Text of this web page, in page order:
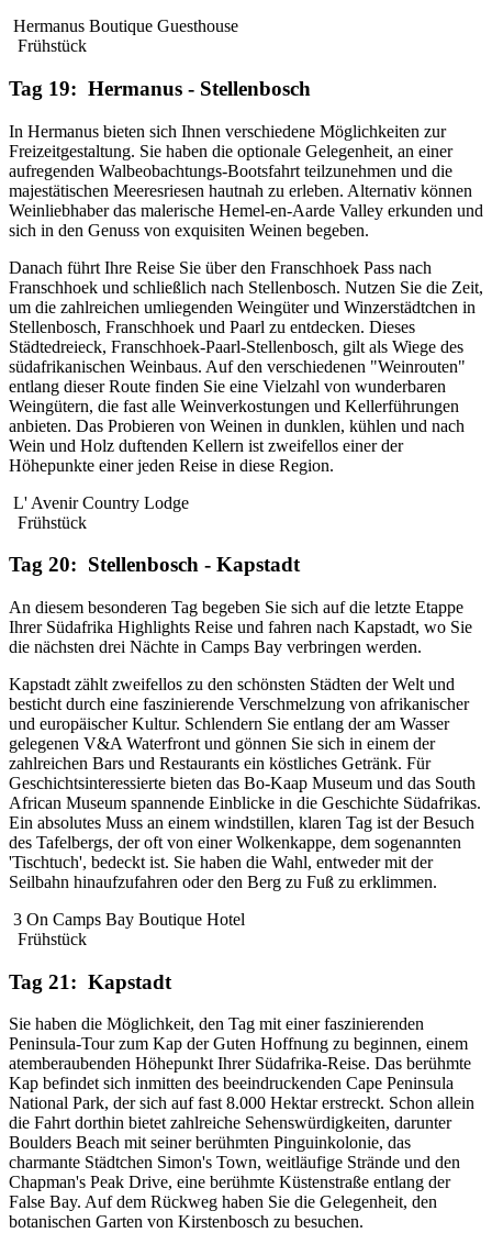
Hermanus Boutique Guesthouse
Frühstück
Tag 19: Hermanus - Stellenbosch
In Hermanus bieten sich Ihnen verschiedene Möglichkeiten zur
Freizeitgestaltung. Sie haben die optionale Gelegenheit, an einer
aufregenden Walbeobachtungs-Bootsfahrt teilzunehmen und die
majestätischen Meeresriesen hautnah zu erleben. Alternativ können
Weinliebhaber das malerische Hemel-en-Aarde Valley erkunden und
sich in den Genuss von exquisiten Weinen begeben.
Danach führt Ihre Reise Sie über den Franschhoek Pass nach
Franschhoek und schließlich nach Stellenbosch. Nutzen Sie die Zeit,
um die zahlreichen umliegenden Weingüter und Winzerstädtchen in
Stellenbosch, Franschhoek und Paarl zu entdecken. Dieses
Städtedreieck, Franschhoek-Paarl-Stellenbosch, gilt als Wiege des
südafrikanischen Weinbaus. Auf den verschiedenen "Weinrouten"
entlang dieser Route finden Sie eine Vielzahl von wunderbaren
Weingütern, die fast alle Weinverkostungen und Kellerführungen
anbieten. Das Probieren von Weinen in dunklen, kühlen und nach
Wein und Holz duftenden Kellern ist zweifellos einer der
Höhepunkte einer jeden Reise in diese Region.
L' Avenir Country Lodge
Frühstück
Tag 20: Stellenbosch - Kapstadt
An diesem besonderen Tag begeben Sie sich auf die letzte Etappe
Ihrer Südafrika Highlights Reise und fahren nach Kapstadt, wo Sie
die nächsten drei Nächte in Camps Bay verbringen werden.
Kapstadt zählt zweifellos zu den schönsten Städten der Welt und
besticht durch eine faszinierende Verschmelzung von afrikanischer
und europäischer Kultur. Schlendern Sie entlang der am Wasser
gelegenen V&A Waterfront und gönnen Sie sich in einem der
zahlreichen Bars und Restaurants ein köstliches Getränk. Für
Geschichtsinteressierte bieten das Bo-Kaap Museum und das South
African Museum spannende Einblicke in die Geschichte Südafrikas.
Ein absolutes Muss an einem windstillen, klaren Tag ist der Besuch
des Tafelbergs, der oft von einer Wolkenkappe, dem sogenannten
'Tischtuch', bedeckt ist. Sie haben die Wahl, entweder mit der
Seilbahn hinaufzufahren oder den Berg zu Fuß zu erklimmen.
3 On Camps Bay Boutique Hotel
Frühstück
Tag 21: Kapstadt
Sie haben die Möglichkeit, den Tag mit einer faszinierenden
Peninsula-Tour zum Kap der Guten Hoffnung zu beginnen, einem
atemberaubenden Höhepunkt Ihrer Südafrika-Reise. Das berühmte
Kap befindet sich inmitten des beeindruckenden Cape Peninsula
National Park, der sich auf fast 8.000 Hektar erstreckt. Schon allein
die Fahrt dorthin bietet zahlreiche Sehenswürdigkeiten, darunter
Boulders Beach mit seiner berühmten Pinguinkolonie, das
charmante Städtchen Simon's Town, weitläufige Strände und den
Chapman's Peak Drive, eine berühmte Küstenstraße entlang der
False Bay. Auf dem Rückweg haben Sie die Gelegenheit, den
botanischen Garten von Kirstenbosch zu besuchen.